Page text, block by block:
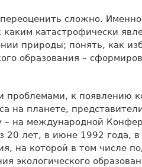
сложно.
катастрофически
природы; понять, как
образования –
проблемами, к появлению
на планете,
– на международной
20 лет, в июне 1992 года,
на которой в том числе
экологического